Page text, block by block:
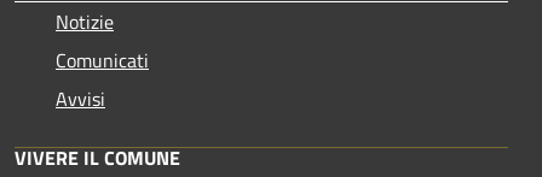
Notizie
Comunicati
Avvisi
VIVERE IL COMUNE